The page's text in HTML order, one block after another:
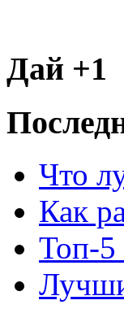
Дай +1
Что
Как
Топ-5